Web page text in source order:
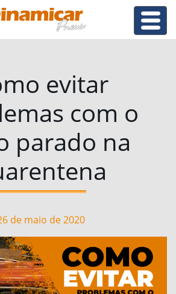
evitar
com o
parado na
de maio de 2020